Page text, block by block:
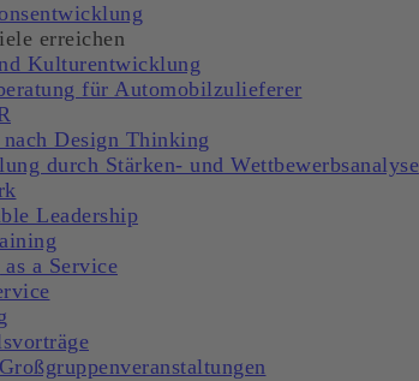
erreichen
Kulturentwicklung
für Automobilzulieferer
Design Thinking
durch Stärken- und Wettbewerbsanalyse
Leadership
a Service